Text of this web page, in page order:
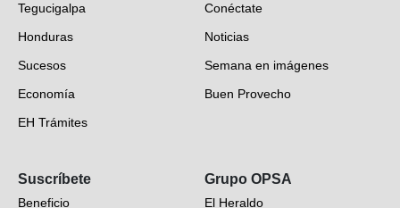
Tegucigalpa
Honduras
Sucesos
Economía
EH Trámites
EH Verifica
Conéctate
Noticias
Semana en imágenes
Buen Provecho
Suscríbete
Beneficio
Grupo OPSA
El Heraldo